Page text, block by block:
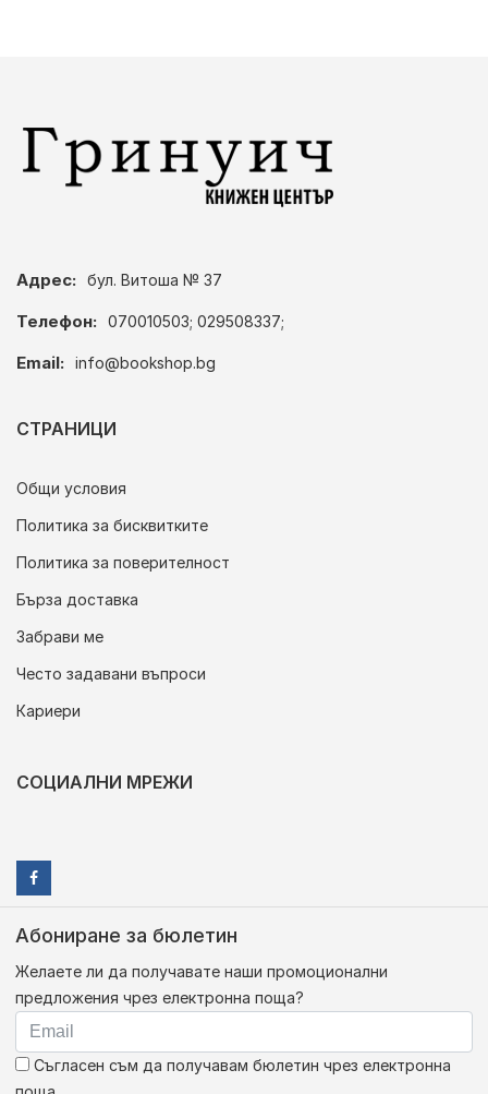
Адрес: бул. Витоша № 37
Телефон: 070010503; 029508337;
Email: info@bookshop.bg
СТРАНИЦИ
Общи условия
Политика за бисквитките
Политика за поверителност
Бърза доставка
Забрави ме
Често задавани въпроси
Кариери
СОЦИАЛНИ МРЕЖИ
Абониране за бюлетин
Желаете ли да получавате наши промоционални
предложения чрез електронна поща?
Съгласен съм да получавам бюлетин чрез електронна